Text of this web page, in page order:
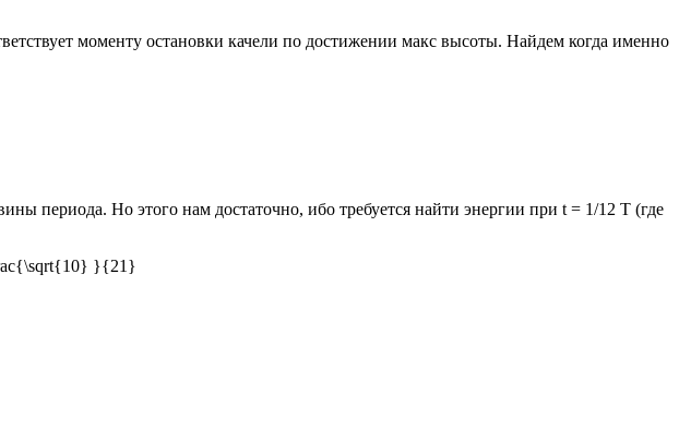
моменту остановки качели по достижении макс высоты. Найдем когда именно
периода. Но этого нам достаточно, ибо требуется найти энергии при t = 1/12 T (где